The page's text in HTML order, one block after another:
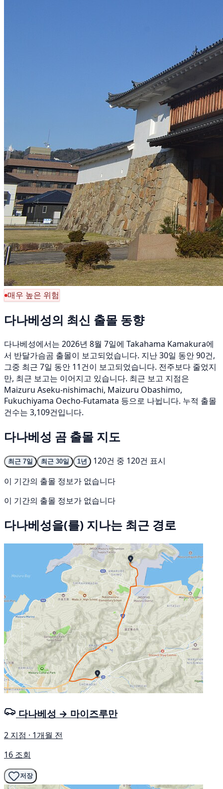
매우 높은 위험
다나베성의 최신 출몰 동향
다나베성에서는 2026년 8월 7일에 Takahama Kamakura에
서 반달가슴곰 출몰이 보고되었습니다. 지난 30일 동안 90건,
그중 최근 7일 동안 11건이 보고되었습니다. 전주보다 줄었지
만, 최근 보고는 이어지고 있습니다. 최근 보고 지점은
Maizuru Aseku-nishimachi, Maizuru Obashimo,
Fukuchiyama Oecho-Futamata 등으로 나뉩니다. 누적 출몰
건수는 3,109건입니다.
다나베성 곰 출몰 지도
최근 7일 최근 30일 1년
120건 중 120건 표시
이 기간의 출몰 정보가 없습니다
이 기간의 출몰 정보가 없습니다
다나베성을(를) 지나는 최근 경로
다나베성 → 마이즈루만
2 지점 · 1개월 전
16 조회
저장